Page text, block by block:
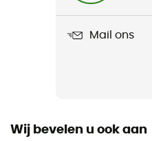
Crux Lumbar 3L Reservoir
Mail ons
Wij bevelen u ook aan